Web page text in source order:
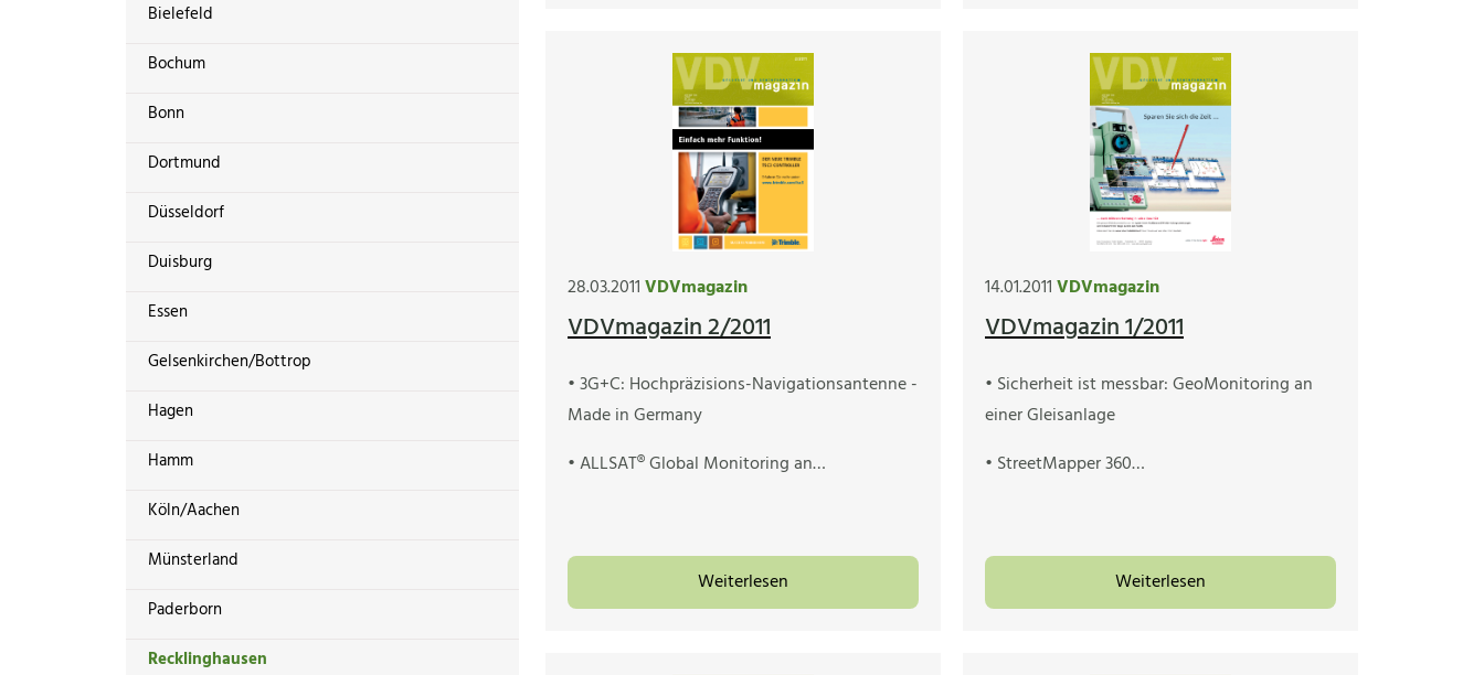
Bielefeld
Bochum
Bonn
Dortmund
Düsseldorf
Duisburg
Essen
Gelsenkirchen/Bottrop
Hagen
Hamm
Köln/Aachen
Münsterland
Paderborn
Recklinghausen
28.03.2011VDVmagazin
VDVmagazin 2/2011
• 3G+C: Hochpräzisions-Navigationsantenne -
Made in Germany
• ALLSAT® Global Monitoring an…
Weiterlesen
14.01.2011VDVmagazin
VDVmagazin 1/2011
• Sicherheit ist messbar: GeoMonitoring an
einer Gleisanlage
• StreetMapper 360…
Weiterlesen